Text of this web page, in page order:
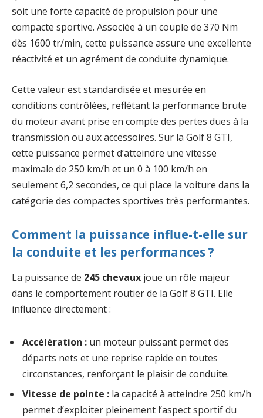
soit une forte capacité de propulsion pour une
compacte sportive. Associée à un couple de 370 Nm
dès 1600 tr/min, cette puissance assure une excellente
réactivité et un agrément de conduite dynamique.
Cette valeur est standardisée et mesurée en
conditions contrôlées, reflétant la performance brute
du moteur avant prise en compte des pertes dues à la
transmission ou aux accessoires. Sur la Golf 8 GTI,
cette puissance permet d’atteindre une vitesse
maximale de 250 km/h et un 0 à 100 km/h en
seulement 6,2 secondes, ce qui place la voiture dans la
catégorie des compactes sportives très performantes.
Comment la puissance influe-t-elle sur
la conduite et les performances ?
La puissance de 245 chevaux joue un rôle majeur
dans le comportement routier de la Golf 8 GTI. Elle
influence directement :
Accélération : un moteur puissant permet des
départs nets et une reprise rapide en toutes
circonstances, renforçant le plaisir de conduite.
Vitesse de pointe : la capacité à atteindre 250 km/h
permet d’exploiter pleinement l’aspect sportif du